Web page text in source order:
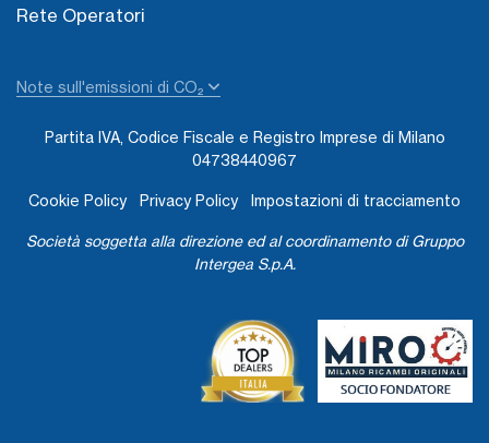
Rete Operatori
Note sull'emissioni di CO₂
Partita IVA, Codice Fiscale e Registro Imprese di Milano
04738440967
Cookie Policy Privacy Policy Impostazioni di tracciamento
Società soggetta alla direzione ed al coordinamento di Gruppo
Intergea S.p.A.